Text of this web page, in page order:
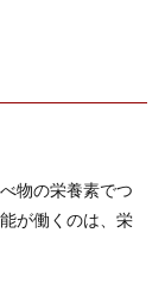
物の栄養素でつ
が働くのは、栄